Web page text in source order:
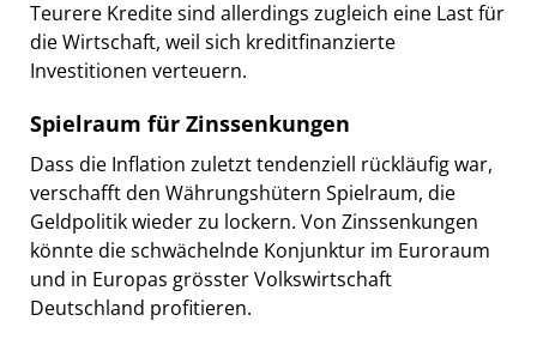
Teurere Kredite sind allerdings zugleich eine Last für
die Wirtschaft, weil sich kreditfinanzierte
Investitionen verteuern.
Spielraum für Zinssenkungen
Dass die Inflation zuletzt tendenziell rückläufig war,
verschafft den Währungshütern Spielraum, die
Geldpolitik wieder zu lockern. Von Zinssenkungen
könnte die schwächelnde Konjunktur im Euroraum
und in Europas grösster Volkswirtschaft
Deutschland profitieren.